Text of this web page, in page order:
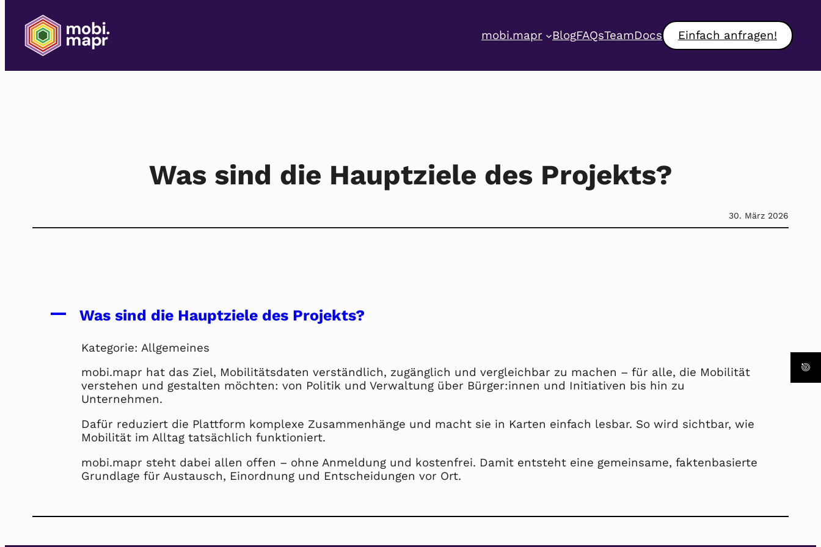
mobi.mapr BlogFAQsTeamDocs Einfach anfragen!
Was sind die Hauptziele des Projekts?
30. März 2026
A Was sind die Hauptziele des Projekts?
Kategorie: Allgemeines
mobi.mapr hat das Ziel, Mobilitätsdaten verständlich, zugänglich und vergleichbar zu machen – für alle, die Mobilität
verstehen und gestalten möchten: von Politik und Verwaltung über Bürger:innen und Initiativen bis hin zu
Unternehmen.
Dafür reduziert die Plattform komplexe Zusammenhänge und macht sie in Karten einfach lesbar. So wird sichtbar, wie
Mobilität im Alltag tatsächlich funktioniert.
mobi.mapr steht dabei allen offen – ohne Anmeldung und kostenfrei. Damit entsteht eine gemeinsame, faktenbasierte
Grundlage für Austausch, Einordnung und Entscheidungen vor Ort.